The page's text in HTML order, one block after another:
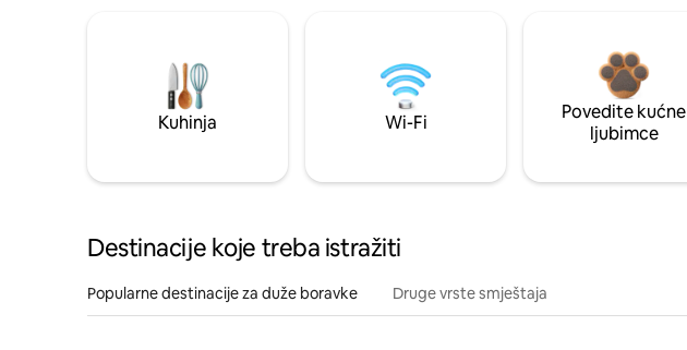
Kuhinja Wi-Fi
Povedite kućne
ljubimce
Destinacije koje treba istražiti
Popularne destinacije za duže boravke Druge vrste smještaja